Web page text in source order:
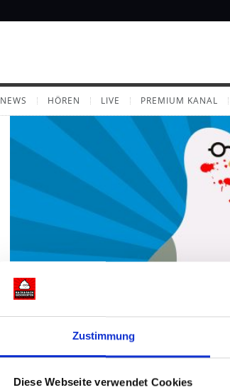
Zustimmung
Diese Webseite verwendet Cookies
NEWS HÖREN LIVE PREMIUM KANAL